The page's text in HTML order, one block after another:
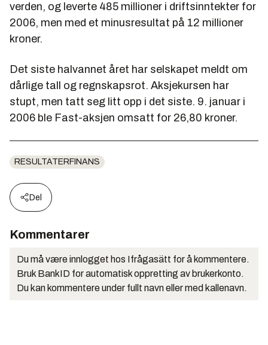
verden, og leverte 485 millioner i driftsinntekter for
2006, men med et minusresultat på 12 millioner
kroner.
Det siste halvannet året har selskapet meldt om
dårlige tall og regnskapsrot. Aksjekursen har
stupt, men tatt seg litt opp i det siste. 9. januar i
2006 ble Fast-aksjen omsatt for 26,80 kroner.
RESULTATERFINANS
Del
Kommentarer
Du må være innlogget hos Ifrågasätt for å kommentere.
Bruk BankID for automatisk oppretting av brukerkonto.
Du kan kommentere under fullt navn eller med kallenavn.